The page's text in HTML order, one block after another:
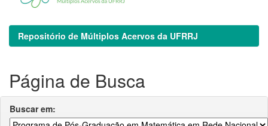
Repositório de Múltiplos Acervos da UFRRJ
Página de Busca
Buscar em: